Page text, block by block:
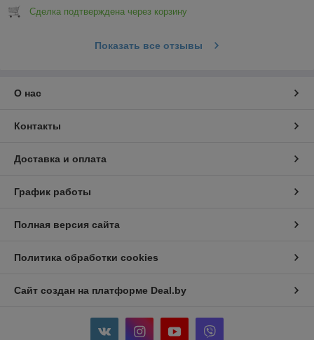
Сделка подтверждена через корзину
Показать все отзывы
О нас
Контакты
Доставка и оплата
График работы
Полная версия сайта
Политика обработки cookies
Сайт создан на платформе Deal.by